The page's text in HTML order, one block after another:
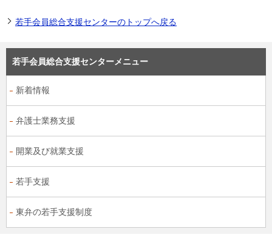
若手会員総合支援センターのトップへ戻る
若手会員総合支援センターメニュー
新着情報
弁護士業務支援
開業及び就業支援
若手支援
東弁の若手支援制度